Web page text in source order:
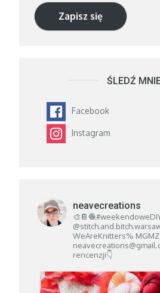
mail
Zapisz się
ŚLEDŹ
Facebook
Instagram
neavecreations
WeAreKnitters%
rencenzji👇